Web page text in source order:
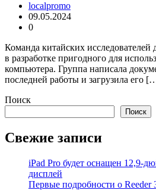
localpromo
09.05.2024
0
Команда китайских исследователей
в разработке пригодного для
компьютера. Группа написала
последней работы и загрузила его
Поиск
Поиск
Свежие записи
iPad Pro будет оснащен 12,9-
дисплей
Первые подробности о Reeder